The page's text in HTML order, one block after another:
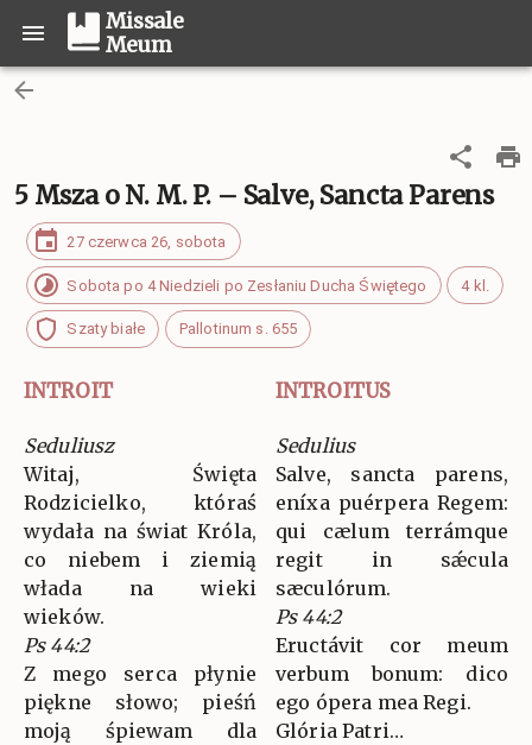
Missale
Meum
5 Msza o N. M. P. – Salve, Sancta Parens
27 czerwca 26, sobota
Sobota po 4 Niedzieli po Zesłaniu Ducha Świętego 4 kl.
Szaty białe Pallotinum s. 655
INTROIT INTROITUS
Seduliusz
Witaj, Święta
Rodzicielko, któraś
wydała na świat Króla,
co niebem i ziemią
włada na wieki
wieków.
Ps 44:2
Z mego serca płynie
piękne słowo; pieśń
moją śpiewam dla
Sedulius
Salve, sancta parens,
eníxa puérpera Regem:
qui cælum terrámque
regit in sǽcula
sæculórum.
Ps 44:2
Eructávit cor meum
verbum bonum: dico
ego ópera mea Regi.
Glória Patri…